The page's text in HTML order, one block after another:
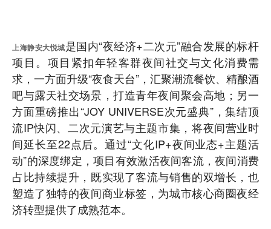
上海静安大悦城是国内“夜经济+二次元”融合发展的标杆
项目。项目紧扣年轻客群夜间社交与文化消费需
求，一方面升级“夜食天台”，汇聚潮流餐饮、精酿酒
吧与露天社交场景，打造青年夜间聚会高地；另一
方面重磅推出“JOY UNIVERSE次元盛典”，集结顶
流IP快闪、二次元演艺与主题市集，将夜间营业时
间延长至22点后。通过“文化IP+夜间业态+主题活
动”的深度绑定，项目有效激活夜间客流，夜间消费
占比持续提升，既实现了客流与销售的双增长，也
塑造了独特的夜间商业标签，为城市核心商圈夜经
济转型提供了成熟范本。